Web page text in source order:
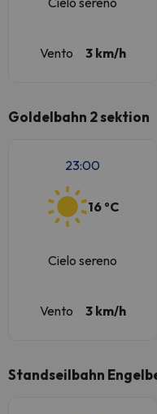
Vento 3 km/h
Goldelbahn 2 sektion
23:00
16 ºC
Cielo sereno
Vento 3 km/h
Standseilbahn